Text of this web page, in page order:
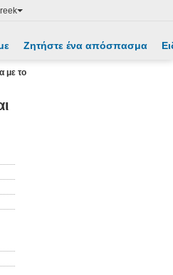
Ζητήστε ένα απόσπασμα
με το